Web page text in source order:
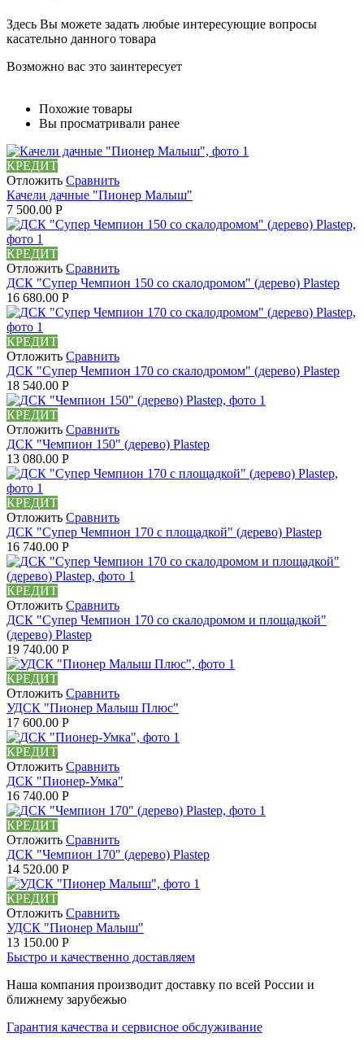
Здесь Вы можете задать любые интересующие вопросы
касательно данного товара
Возможно вас это заинтересует
Похожие товары
Вы просматривали ранее
КРЕДИТ
Отложить Сравнить
Качели дачные "Пионер Малыш"
7 500.00 Р
КРЕДИТ
Отложить Сравнить
ДСК "Супер Чемпион 150 со скалодромом" (дерево) Plastep
16 680.00 Р
КРЕДИТ
Отложить Сравнить
ДСК "Супер Чемпион 170 со скалодромом" (дерево) Plastep
18 540.00 Р
КРЕДИТ
Отложить Сравнить
ДСК "Чемпион 150" (дерево) Plastep
13 080.00 Р
КРЕДИТ
Отложить Сравнить
ДСК "Супер Чемпион 170 с площадкой" (дерево) Plastep
16 740.00 Р
КРЕДИТ
Отложить Сравнить
ДСК "Супер Чемпион 170 со скалодромом и площадкой"
(дерево) Plastep
19 740.00 Р
КРЕДИТ
Отложить Сравнить
УДСК "Пионер Малыш Плюс"
17 600.00 Р
КРЕДИТ
Отложить Сравнить
ДСК "Пионер-Умка"
16 740.00 Р
КРЕДИТ
Отложить Сравнить
ДСК "Чемпион 170" (дерево) Plastep
14 520.00 Р
КРЕДИТ
Отложить Сравнить
УДСК "Пионер Малыш"
13 150.00 Р
Быстро и качественно доставляем
Наша компания производит доставку по всей России и
ближнему зарубежью
Гарантия качества и сервисное обслуживание